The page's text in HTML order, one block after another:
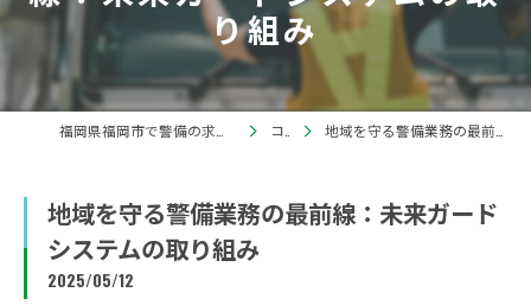
り組み
コラム 地域を守る警備業務の最前線：未来ガードシステムの取り組み
地域を守る警備業務の最前線：未来ガード
システムの取り組み
2025/05/12